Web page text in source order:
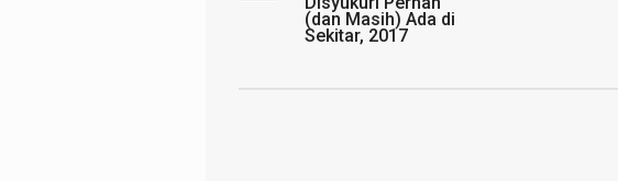
(dan Masih) Ada di
Sekitar, 2017